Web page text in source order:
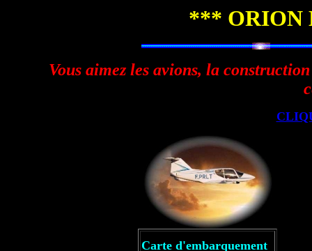
*** ORION
Vous aimez les avions, la construction
Carte d'embarquement